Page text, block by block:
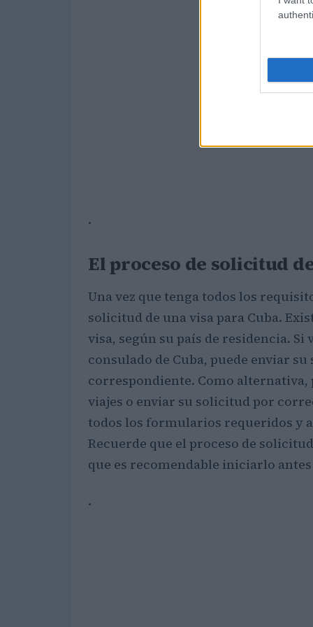
.
El proceso de solicitud
Una vez que tenga todos los
solicitud de una visa para Cuba.
visa, según su país de residencia. Si
consulado de Cuba, puede enviar
correspondiente. Como
viajes o enviar su solicitud por
todos los formularios requeridos y
Recuerde que el proceso de
que es recomendable iniciarlo
.